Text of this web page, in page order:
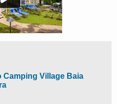
Camping Village Baia